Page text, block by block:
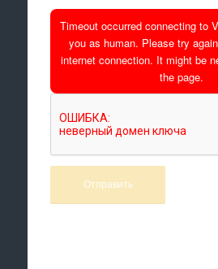
Timeout occurred connecting to
you as human. Please try
internet connection. It might be
the page.